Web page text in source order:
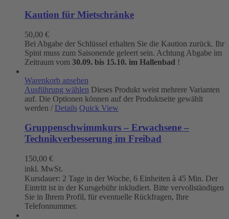
Kaution für Mietschränke
50,00 €
Bei Abgabe der Schlüssel erhalten Sie die Kaution zurück. Ihr
Spint muss zum Saisonende geleert sein. Achtung Abgabe im
Zeitraum vom 30.09. bis 15.10. im Hallenbad !
Warenkorb ansehen
Ausführung wählen Dieses Produkt weist mehrere Varianten
auf. Die Optionen können auf der Produktseite gewählt
werden / Details Quick View
Gruppenschwimmkurs – Erwachsene –
Technikverbesserung im Freibad
150,00 €
inkl. MwSt.
Kursdauer: 2 Tage in der Woche, 6 Einheiten à 45 Min. Der
Eintritt ist in der Kursgebühr inkludiert. Bitte vervollständigen
Sie in Ihrem Profil, für eventuelle Rückfragen, Ihre
Telefonnummer.